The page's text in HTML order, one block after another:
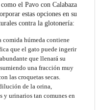
el Pavo con Calabaza
estas opciones en su
contra la glotonería:
comida húmeda contiene
que el gato puede ingerir
que llenará su
una fracción muy
las croquetas secas.
de la orina,
y urinarios tan comunes en